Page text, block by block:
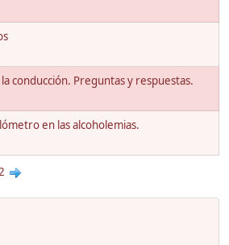
conducción. Preguntas y respuestas.
en las alcoholemias.